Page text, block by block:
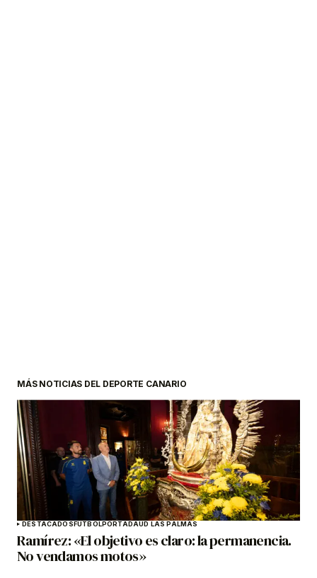
MÁS NOTICIAS DEL DEPORTE CANARIO
DESTACADOSFÚTBOLPORTADAUD LAS PALMAS
Ramírez: «El objetivo es claro: la permanencia.
No vendamos motos»